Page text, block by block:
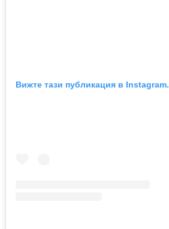
Вижте тази публикация в Instagram.